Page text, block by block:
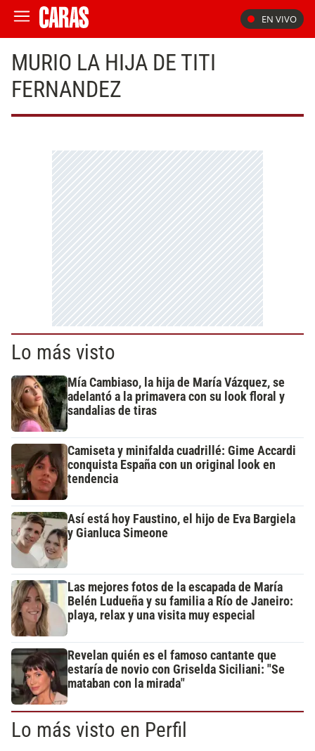
EN VIVO
MURIO LA HIJA DE TITI
FERNANDEZ
Lo más visto
Mía Cambiaso, la hija de María Vázquez, se
adelantó a la primavera con su look floral y
sandalias de tiras
Camiseta y minifalda cuadrillé: Gime Accardi
conquista España con un original look en
tendencia
Así está hoy Faustino, el hijo de Eva Bargiela
y Gianluca Simeone
Las mejores fotos de la escapada de María
Belén Ludueña y su familia a Río de Janeiro:
playa, relax y una visita muy especial
Revelan quién es el famoso cantante que
estaría de novio con Griselda Siciliani: "Se
mataban con la mirada"
Lo más visto en Perfil